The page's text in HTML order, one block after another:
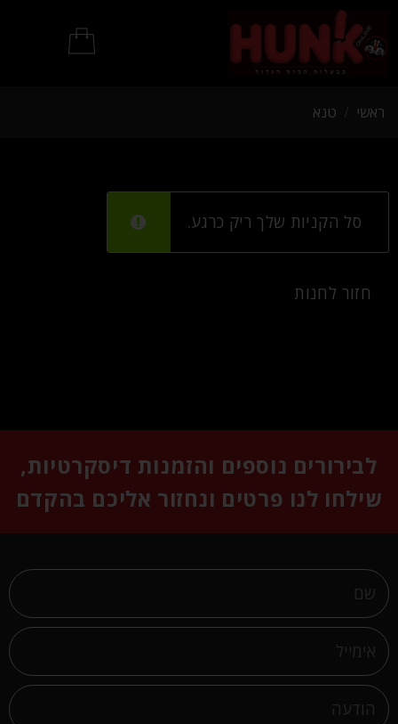
ראשי טנא
סל הקניות שלך ריק כרגע.
חזור לחנות
לבירורים נוספים והזמנות דיסקרטיות,
שילחו לנו פרטים ונחזור אליכם בהקדם